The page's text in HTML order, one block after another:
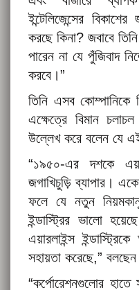
ইন্টেলিজেন্সের
করছে কিনা? জবাবে
পারেন না যে পুঁজিবাদ
করবে।”
তিনি এসব কোম্পানিকে
এক্ষেত্রে বিমান
উল্লেখ করে বলেন যে
“১৯৫০-এর দশকে
জগাখিচুড়ি ব্যাপার।
ফলে যে নতুন
ইন্ডাস্ট্রির ভালো
এয়ারলাইন্স
সহায়তা করেছে,” বলছেন
“কর্পোরেশনগুলোর হাতে